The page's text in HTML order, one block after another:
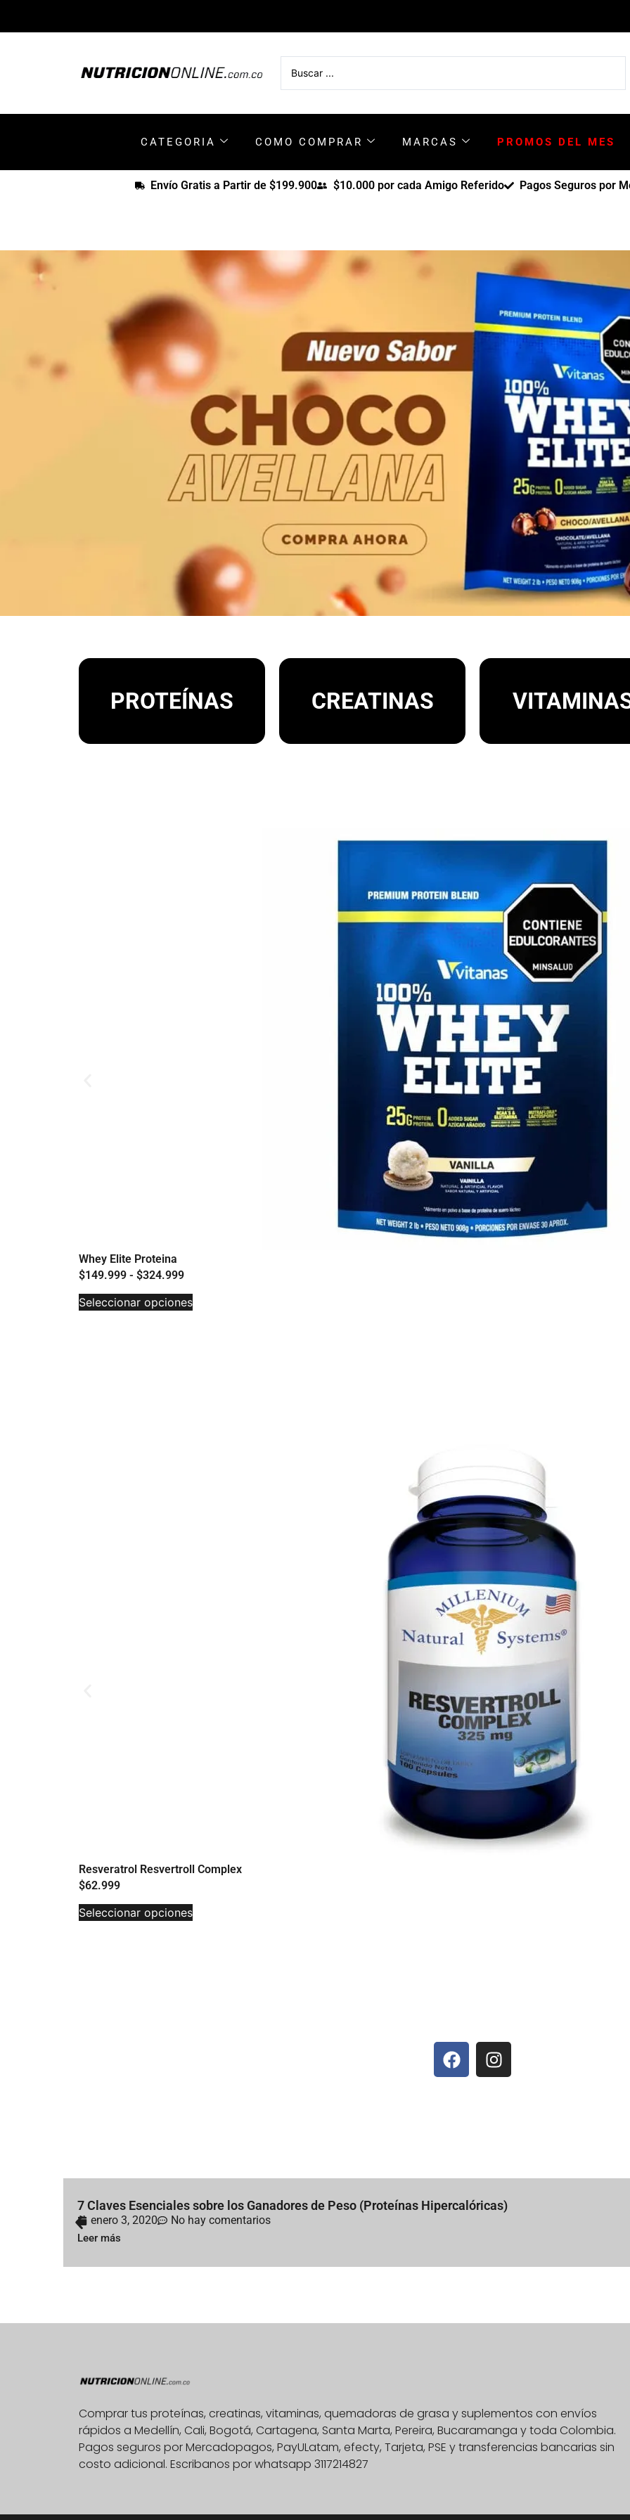
CATEGORIA COMO COMPRAR MARCAS PROMOS DEL MES
Envío Gratis a Partir de $199.900 $10.000 por cada Amigo Referido Pagos Seguros por
PROTEÍNAS CREATINAS
Whey Elite Proteina
$149.999 - $324.999
Seleccionar opciones
Resveratrol Resvertroll Complex
$62.999
Seleccionar opciones
7 Claves Esenciales sobre los Ganadores de Peso (Proteínas Hipercalóricas)
enero 3, 2020 No hay comentarios
Leer más
Comprar tus proteínas, creatinas, vitaminas, quemadoras de grasa y suplementos con envíos
rápidos a Medellín, Cali, Bogotá, Cartagena, Santa Marta, Pereira, Bucaramanga y toda Colombia.
Pagos seguros por Mercadopagos, PayULatam, efecty, Tarjeta, PSE y transferencias bancarias sin
costo adicional. Escribanos por whatsapp 3117214827